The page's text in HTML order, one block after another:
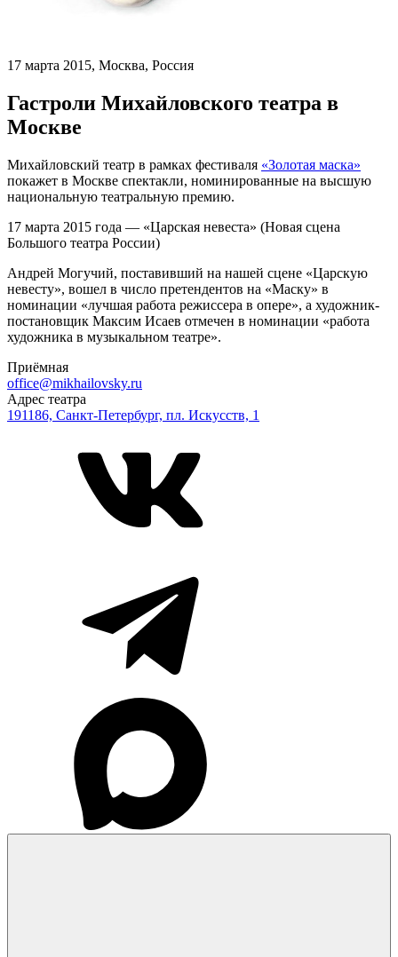
17 марта 2015, Москва, Россия
Гастроли Михайловского театра в
Москве
Михайловский театр в рамках фестиваля «Золотая маска»
покажет в Москве спектакли, номинированные на высшую
национальную театральную премию.
17 марта 2015 года — «Царская невеста» (Новая сцена
Большого театра России)
Андрей Могучий, поставивший на нашей сцене «Царскую
невесту», вошел в число претендентов на «Маску» в
номинации «лучшая работа режиссера в опере», а художник-
постановщик Максим Исаев отмечен в номинации «работа
художника в музыкальном театре».
Приёмная
office@mikhailovsky.ru
Адрес театра
191186, Санкт-Петербург, пл. Искусств, 1